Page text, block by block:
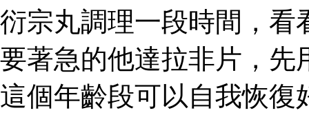
衍宗丸調理一段時間，看
要著急的他達拉非片，先
這個年齡段可以自我恢復